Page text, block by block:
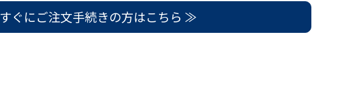
すぐにご注文手続きの方はこちら ≫